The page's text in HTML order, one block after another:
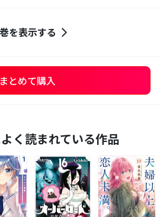
を表示する
まとめて購入
く読まれている作品